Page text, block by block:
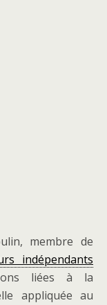
membre de
indépendants
liées à la
appliquée au